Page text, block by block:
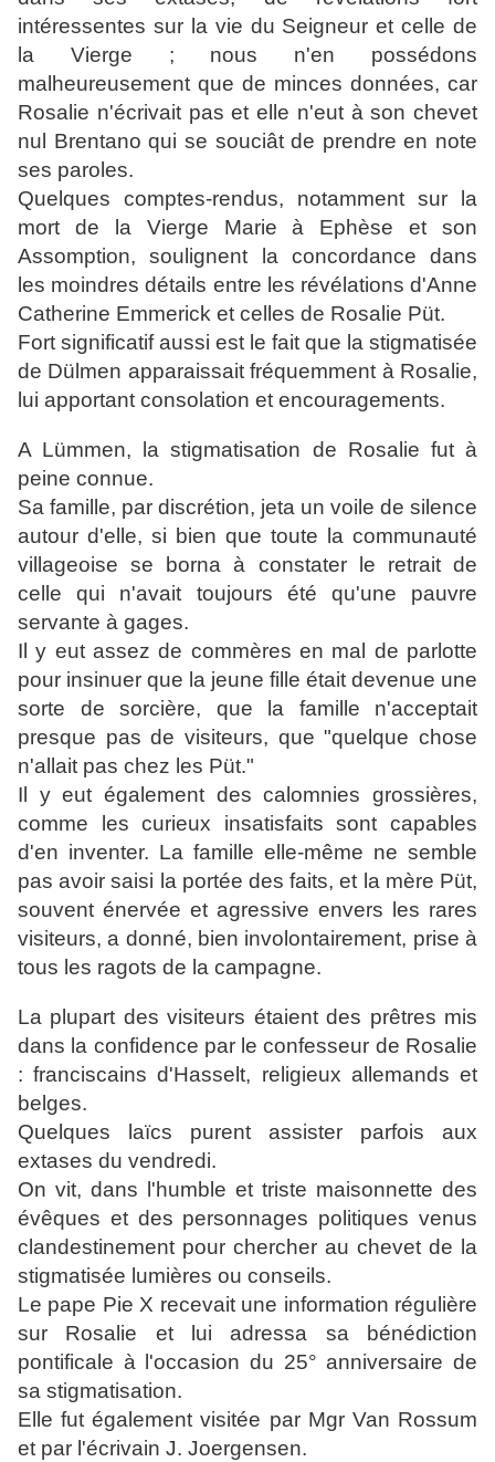
intéressentes sur la vie du Seigneur et celle de
la Vierge ; nous n'en possédons
malheureusement que de minces données, car
Rosalie n'écrivait pas et elle n'eut à son chevet
nul Brentano qui se souciât de prendre en note
ses paroles.
Quelques comptes-rendus, notamment sur la
mort de la Vierge Marie à Ephèse et son
Assomption, soulignent la concordance dans
les moindres détails entre les révélations d'Anne
Catherine Emmerick et celles de Rosalie Püt.
Fort significatif aussi est le fait que la stigmatisée
de Dülmen apparaissait fréquemment à Rosalie,
lui apportant consolation et encouragements.
A Lümmen, la stigmatisation de Rosalie fut à
peine connue.
Sa famille, par discrétion, jeta un voile de silence
autour d'elle, si bien que toute la communauté
villageoise se borna à constater le retrait de
celle qui n'avait toujours été qu'une pauvre
servante à gages.
Il y eut assez de commères en mal de parlotte
pour insinuer que la jeune fille était devenue une
sorte de sorcière, que la famille n'acceptait
presque pas de visiteurs, que "quelque chose
n'allait pas chez les Püt."
Il y eut également des calomnies grossières,
comme les curieux insatisfaits sont capables
d'en inventer. La famille elle-même ne semble
pas avoir saisi la portée des faits, et la mère Püt,
souvent énervée et agressive envers les rares
visiteurs, a donné, bien involontairement, prise à
tous les ragots de la campagne.
La plupart des visiteurs étaient des prêtres mis
dans la confidence par le confesseur de Rosalie
: franciscains d'Hasselt, religieux allemands et
belges.
Quelques laïcs purent assister parfois aux
extases du vendredi.
On vit, dans l'humble et triste maisonnette des
évêques et des personnages politiques venus
clandestinement pour chercher au chevet de la
stigmatisée lumières ou conseils.
Le pape Pie X recevait une information régulière
sur Rosalie et lui adressa sa bénédiction
pontificale à l'occasion du 25° anniversaire de
sa stigmatisation.
Elle fut également visitée par Mgr Van Rossum
et par l'écrivain J. Joergensen.